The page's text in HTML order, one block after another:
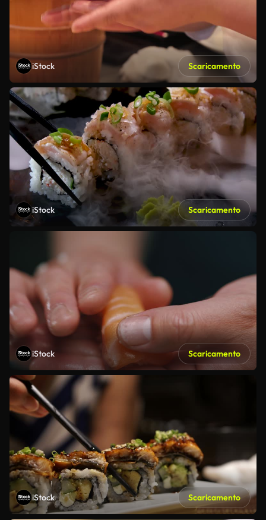
iStock Scaricamento
iStock Scaricamento
iStock Scaricamento
iStock Scaricamento